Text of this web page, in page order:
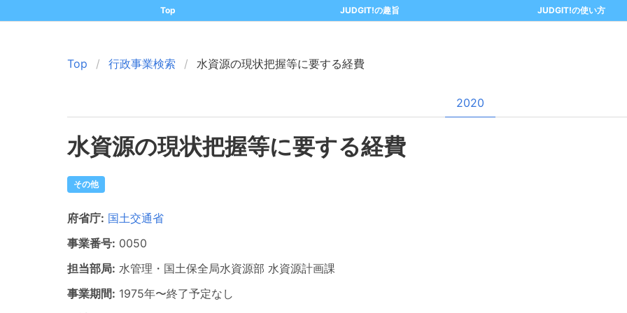
Top JUDGIT!の趣旨 JUDGIT!の使い方
Top 行政事業検索 水資源の現状把握等に要する経費
2020
水資源の現状把握等に要する経費
その他
府省庁: 国土交通省
事業番号: 0050
担当部局: 水管理・国土保全局水資源部 水資源計画課
事業期間: 1975年〜終了予定なし